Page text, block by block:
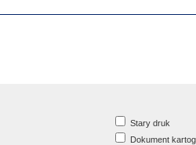
Stary druk
Dokument